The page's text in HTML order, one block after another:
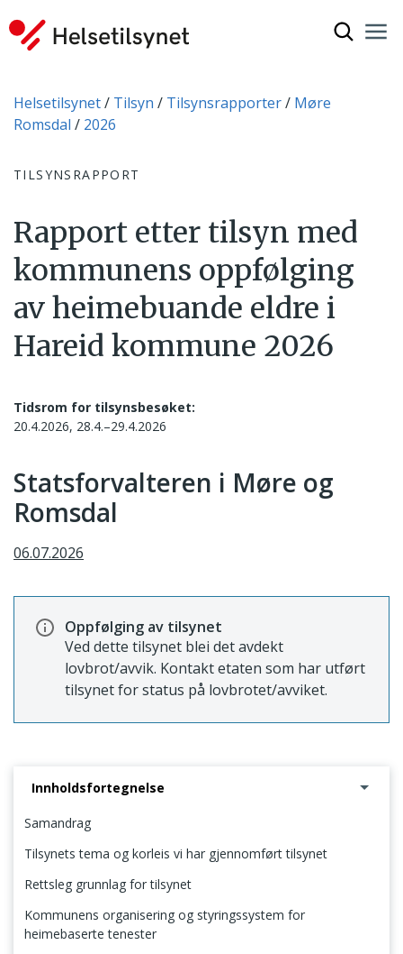
Du er her:
Helsetilsynet Tilsyn Tilsynsrapporter
Møre
Romsdal
2026
TILSYNSRAPPORT
Rapport etter tilsyn med
kommunens oppfølging
av heimebuande eldre i
Hareid kommune 2026
Tidsrom for tilsynsbesøket:
20.4.2026, 28.4.–29.4.2026
Statsforvalteren i Møre og
Romsdal
06.07.2026
Oppfølging av tilsynet
Ved dette tilsynet blei det avdekt
lovbrot/avvik. Kontakt etaten som har utført
tilsynet for status på lovbrotet/avviket.
Innholdsfortegnelse
Samandrag
Tilsynets tema og korleis vi har gjennomført tilsynet
Rettsleg grunnlag for tilsynet
Kommunens organisering og styringssystem for
heimebaserte tenester